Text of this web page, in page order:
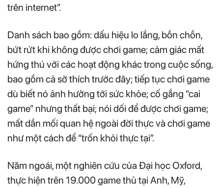
trên internet”.
Danh sách bao gồm: dấu hiệu lo lắng, bồn chồn,
bứt rứt khi không được chơi game; cảm giác mất
hứng thú với các hoạt động khác trong cuộc sống,
bao gồm cả sở thích trước đây; tiếp tục chơi game
dù biết nó ảnh hưởng tới sức khỏe; cố gắng “cai
game” nhưng thất bại; nói dối để được chơi game;
mất dần mối quan hệ ngoài đời thực và chơi game
như một cách để “trốn khỏi thực tại”.
Năm ngoái, một nghiên cứu của Đại học Oxford,
thực hiện trên 19.000 game thủ tại Anh, Mỹ,